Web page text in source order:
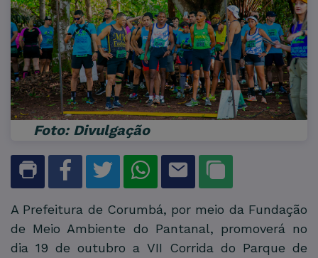
Foto: Divulgação
A Prefeitura de Corumbá, por meio da Fundação
de Meio Ambiente do Pantanal, promoverá no
dia 19 de outubro a VII Corrida do Parque de